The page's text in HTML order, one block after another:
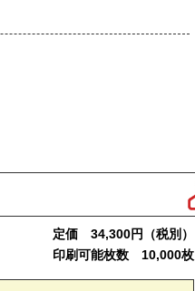
定価 34,300円（税別）
印刷可能枚数 10,000枚